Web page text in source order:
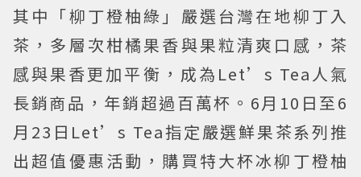
其中「柳丁橙柚綠」嚴選台灣在地柳丁入
茶，多層次柑橘果香與果粒清爽口感，茶
感與果香更加平衡，成為Let’s Tea人氣
長銷商品，年銷超過百萬杯。6月10日至6
月23日Let’s Tea指定嚴選鮮果茶系列推
出超值優惠活動，購買特大杯冰柳丁橙柚